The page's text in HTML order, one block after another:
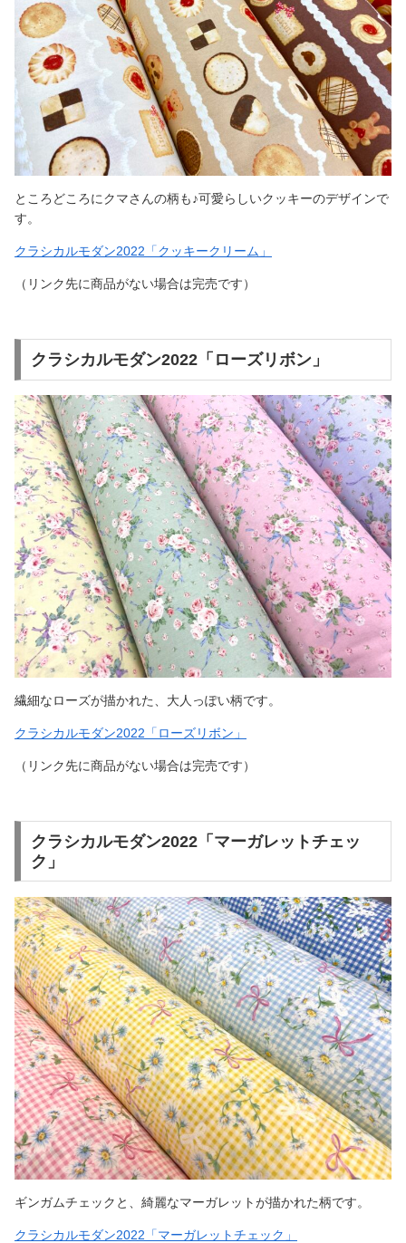
ところどころにクマさんの柄も♪可愛らしいクッキーのデザインで
す。
クラシカルモダン2022「クッキークリーム」
（リンク先に商品がない場合は完売です）
クラシカルモダン2022「ローズリボン」
繊細なローズが描かれた、大人っぽい柄です。
クラシカルモダン2022「ローズリボン」
（リンク先に商品がない場合は完売です）
クラシカルモダン2022「マーガレットチェッ
ク」
ギンガムチェックと、綺麗なマーガレットが描かれた柄です。
クラシカルモダン2022「マーガレットチェック」